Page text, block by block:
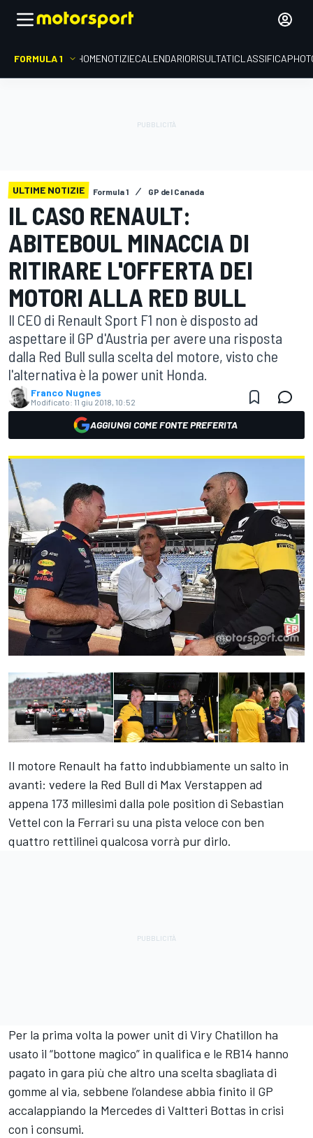
FORMULA 1 HOMENOTIZIECALENDARIORISULTATICLASSIFICA
ULTIME NOTIZIE Formula 1 GP del Canada
IL CASO RENAULT:
ABITEBOUL MINACCIA DI
RITIRARE L'OFFERTA DEI
MOTORI ALLA RED BULL
Il CEO di Renault Sport F1 non è disposto ad
aspettare il GP d'Austria per avere una risposta
dalla Red Bull sulla scelta del motore, visto che
l'alternativa è la power unit Honda.
Franco Nugnes
Modificato: 11 giu 2018, 10:52
AGGIUNGI COME FONTE PREFERITA
Il motore Renault ha fatto indubbiamente un salto in
avanti: vedere la Red Bull di Max Verstappen ad
appena 173 millesimi dalla pole position di Sebastian
Vettel con la Ferrari su una pista veloce con ben
quattro rettilinei qualcosa vorrà pur dirlo.
Per la prima volta la power unit di Viry Chatillon ha
usato il “bottone magico” in qualifica e le RB14 hanno
pagato in gara più che altro una scelta sbagliata di
gomme al via, sebbene l’olandese abbia finito il GP
accalappiando la Mercedes di Valtteri Bottas in crisi
con i consumi.